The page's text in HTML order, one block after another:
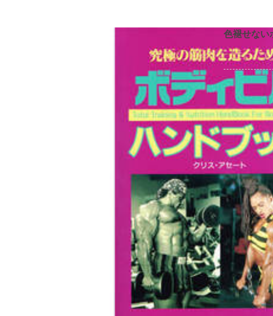
色褪せない